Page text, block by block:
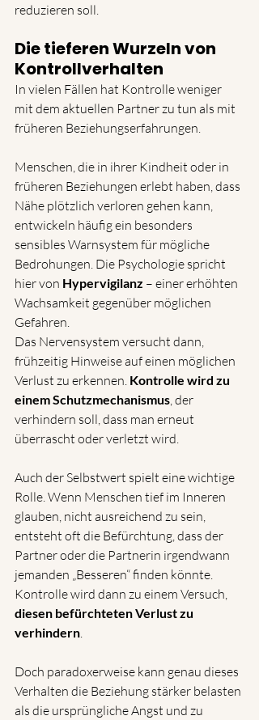
reduzieren soll.
Die tieferen Wurzeln von
Kontrollverhalten
In vielen Fällen hat Kontrolle weniger
mit dem aktuellen Partner zu tun als mit
früheren Beziehungserfahrungen.
Menschen, die in ihrer Kindheit oder in
früheren Beziehungen erlebt haben, dass
Nähe plötzlich verloren gehen kann,
entwickeln häufig ein besonders
sensibles Warnsystem für mögliche
Bedrohungen. Die Psychologie spricht
hier von Hypervigilanz – einer erhöhten
Wachsamkeit gegenüber möglichen
Gefahren.
Das Nervensystem versucht dann,
frühzeitig Hinweise auf einen möglichen
Verlust zu erkennen. Kontrolle wird zu
einem Schutzmechanismus , der
verhindern soll, dass man erneut
überrascht oder verletzt wird.
Auch der Selbstwert spielt eine wichtige
Rolle. Wenn Menschen tief im Inneren
glauben, nicht ausreichend zu sein,
entsteht oft die Befürchtung, dass der
Partner oder die Partnerin irgendwann
jemanden „Besseren“ finden könnte.
Kontrolle wird dann zu einem Versuch,
diesen befürchteten Verlust zu
verhindern
Doch paradoxerweise kann genau dieses
Verhalten die Beziehung stärker belasten
als die ursprüngliche Angst und zu